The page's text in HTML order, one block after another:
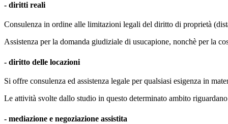
- diritti reali
Consulenza in ordine alle limitazioni legali del diritto di proprietà
Assistenza per la domanda giudiziale di usucapione, nonchè per la
- diritto delle locazioni
Si offre consulenza ed assistenza legale per qualsiasi esigenza in
Le attività svolte dallo studio in questo determinato ambito
- mediazione e negoziazione assistita